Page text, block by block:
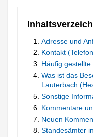
Adresse und
Kontakt
Häufig gestellte
Was ist das
Lauterbach
Sonstige
Kommentare
Neuen
Standesämter